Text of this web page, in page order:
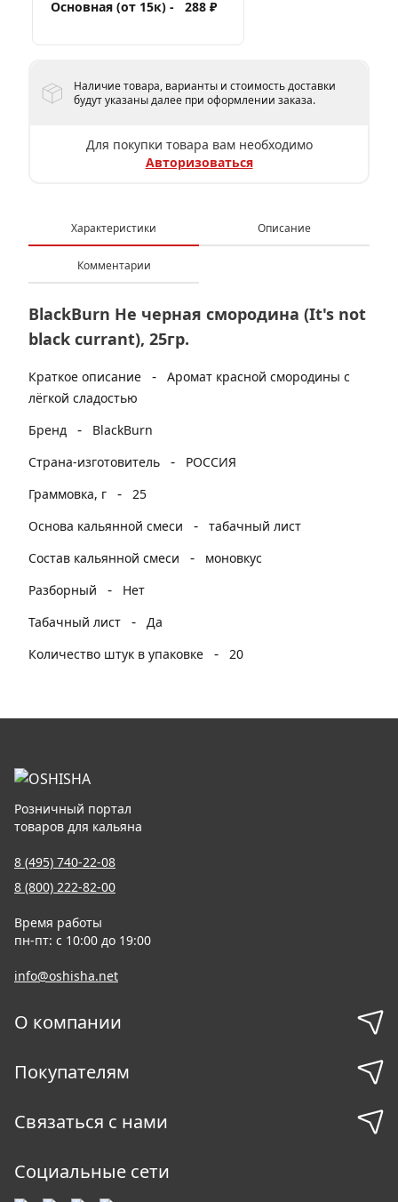
Основная (от 15к) -
288 ₽
Наличие товара, варианты и стоимость доставки
будут указаны далее при оформлении заказа.
Для покупки товара вам необходимо
Авторизоваться
Характеристики Описание
Комментарии
BlackBurn Не черная смородина (It's not
black currant), 25гр.
Краткое описание - Аромат красной смородины с
лёгкой сладостью
Бренд
-
BlackBurn
Страна-изготовитель
-
РОССИЯ
Граммовка, г
- 25
Основа кальянной смеси
- табачный лист
Состав кальянной смеси
-
моновкус
Разборный
-
Нет
Табачный лист
- Да
Количество штук в упаковке
- 20
Розничный портал
товаров для кальяна
8 (495) 740-22-08
8 (800) 222-82-00
Время работы
пн-пт: с 10:00 до 19:00
info@oshisha.net
О компании
Покупателям
Связаться с нами
Социальные сети